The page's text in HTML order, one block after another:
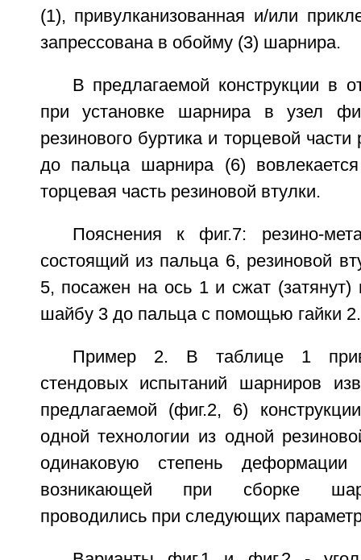
(1), привулканизованная и/или
запрессована в обойму (3) шарнира.
В предлагаемой конструкции в
при установке шарнира в узел
резинового буртика и торцевой части
до пальца шарнира (6)
торцевая часть резиновой втулки.
Пояснения к фиг.7: резино-
состоящий из пальца 6, резиновой
5, посажен на ось 1 и сжат (затянут)
шайбу 3 до пальца с помощью гайки 2.
Пример 2. В таблице 1
стендовых испытаний шарниров
предлагаемой (фиг.2, 6)
одной технологии из одной
одинаковую степень деформации
возникающей при сборке
проводились при следующих